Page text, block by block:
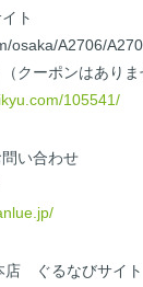
ト
osaka/A2706/
クーポンはありま
105541/
い合わせ
店 ぐるなびサイト